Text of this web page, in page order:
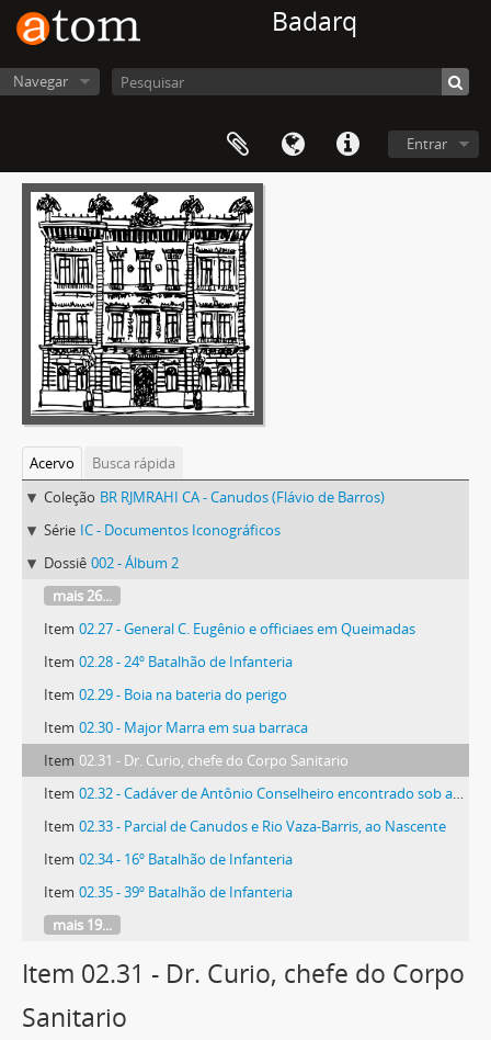
Badarq
Navegar
Entrar
Acervo
Busca rápida
Coleção BR RJMRAHI CA - Canudos (Flávio de Barros)
Série IC - Documentos Iconográficos
Dossiê 002 - Álbum 2
mais 26...
Item 02.27 - General C. Eugênio e officiaes em Queimadas
Item 02.28 - 24º Batalhão de Infanteria
Item 02.29 - Boia na bateria do perigo
Item 02.30 - Major Marra em sua barraca
Item 02.31 - Dr. Curio, chefe do Corpo Sanitario
Item 02.32 - Cadáver de Antônio Conselheiro encontrado sob as ruínas da Igreja Nova
Item 02.33 - Parcial de Canudos e Rio Vaza-Barris, ao Nascente
Item 02.34 - 16º Batalhão de Infanteria
Item 02.35 - 39º Batalhão de Infanteria
mais 19...
Item 02.31 - Dr. Curio, chefe do Corpo
Sanitario